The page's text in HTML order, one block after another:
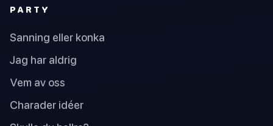
PARTY
Sanning eller konka
Jag har aldrig
Vem av oss
Charader idéer